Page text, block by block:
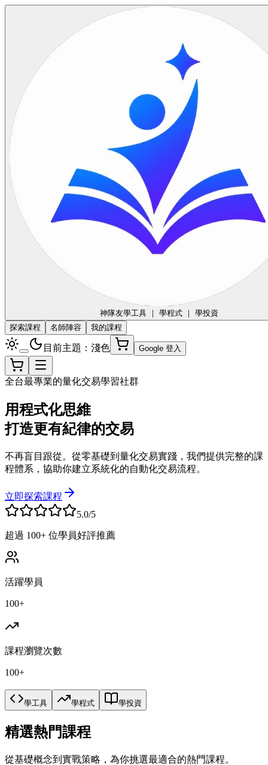
神隊友學工具 ｜ 學程式 ｜ 學投資
探索課程
名師陣容 我的課程
目前主題：淺色 Google 登入
全台最專業的量化交易學習社群
用程式化思維
打造更有紀律的交易
不再盲目跟從。從零基礎到量化交易實踐，我們提供完整的課
程體系，協助你建立系統化的自動化交易流程。
立即探索課程
5.0/5
超過 100+ 位學員好評推薦
活躍學員
100+
課程瀏覽次數
100+
學工具 學程式 學投資
精選熱門課程
從基礎概念到實戰策略，為你挑選最適合的熱門課程。